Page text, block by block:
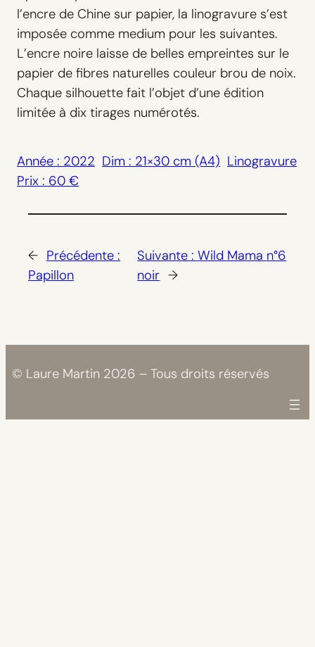
l’encre de Chine sur papier, la linogravure s’est
imposée comme medium pour les suivantes.
L’encre noire laisse de belles empreintes sur le
papier de fibres naturelles couleur brou de noix.
Chaque silhouette fait l’objet d’une édition
limitée à dix tirages numérotés.
Année : 2022 Dim : 21×30 cm (A4) Linogravure
Prix : 60 €
← Précédente :
Papillon
Suivante :Wild Mama n°6
noir →
© Laure Martin 2026 – Tous droits réservés